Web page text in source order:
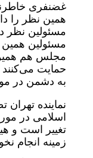
غضنفری
همین نظر را
مسئولین نظر
مسئولین همین
مجلس هم همین
حمایت می‌کنند
به دشمن در
نماینده
اسلامی در
تغییر است و
زمینه انجام